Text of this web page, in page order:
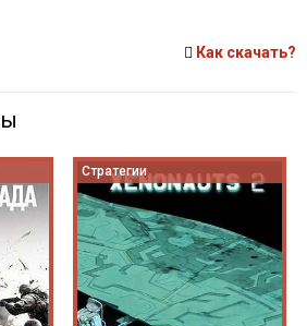
Как скачать?
Стратегии